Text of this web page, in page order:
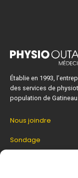
Établie en 1993,
des services de
population de
Nous joindre
Sondage